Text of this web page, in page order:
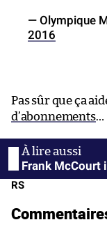
— Olympique
2016
Pas sûr que ça
d’abonnements…
Frank McCourt
RS